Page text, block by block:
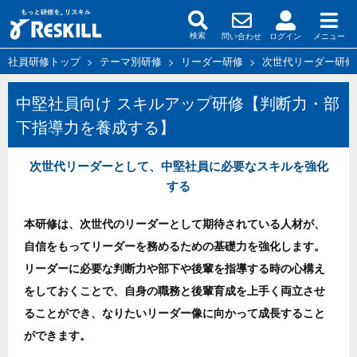
検索 問い合わせ ログイン メニュー
社員研修トップ> テーマ別研修 > リーダー研修 > 次世代リーダー研修
中堅社員向け スキルアップ研修【判断力・部
下指導力を養成する】
次世代リーダーとして、中堅社員に必要なスキルを強化
する
本研修は、次世代のリーダーとして期待されている人材が、
自信をもってリーダーを務めるための基礎力を強化します。
リーダーに必要な判断力や部下や後輩を指導する時の心構え
をしておくことで、自身の職務と後輩育成を上手く両立させ
ることができ、なりたいリーダー像に向かって成長すること
ができます。